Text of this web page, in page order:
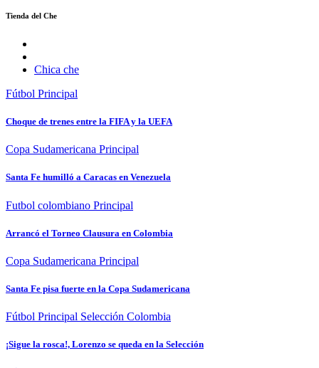
Tienda del Che
Chica che
Fútbol Principal
Choque de trenes entre la FIFA y la UEFA
Copa Sudamericana Principal
Santa Fe humilló a Caracas en Venezuela
Futbol colombiano Principal
Arrancó el Torneo Clausura en Colombia
Copa Sudamericana Principal
Santa Fe pisa fuerte en la Copa Sudamericana
Fútbol Principal Selección Colombia
¡Sigue la rosca!, Lorenzo se queda en la Selección